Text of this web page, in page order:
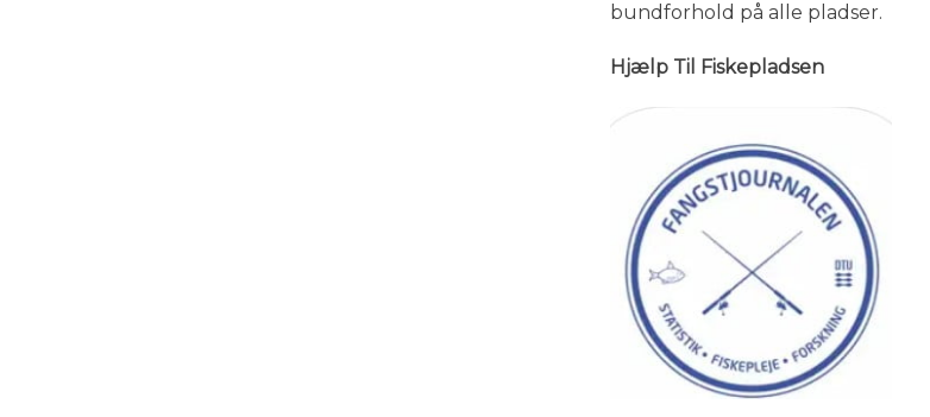
bundforhold på alle pladser.
Hjælp Til Fiskepladsen